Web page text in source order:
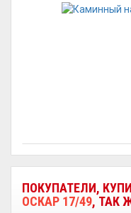
ПОКУПАТЕЛИ,
ОСКАР 17/49, ТАК